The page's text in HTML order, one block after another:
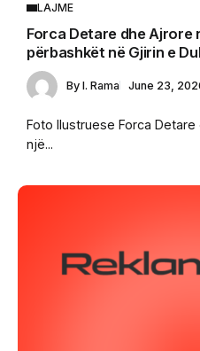
LAJME
Forca Detare dhe Ajrore
përbashkët në Gjirin e
By I. Rama June 23,
Foto Ilustruese Forca
një...